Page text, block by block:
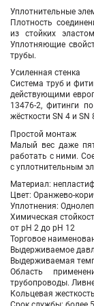
Уплотнительные
Плотность
из стойких
Уплотняющие
трубы.
Усиленная стенка
Система труб и
действующими
13476-2, фитинги
жёсткости SN 4 и SN
Простой монтаж
Малый вес даже
работать с ними.
с уплотнительным
Материал:
Цвет: Оранжево-
Уплотнения:
Химическая
от pH 2 до pH 12
Торговое
Выдерживаемое
Выдерживаемая
Область
трубопроводы.
Кольцевая